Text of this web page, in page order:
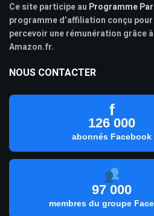
Ce site participe au Programme
programme d’affiliation conçu
percevoir une rémunération grâce
Amazon.fr.
NOUS CONTACTER
f
126 000
abonnés Facebook
97 000
membres du groupe